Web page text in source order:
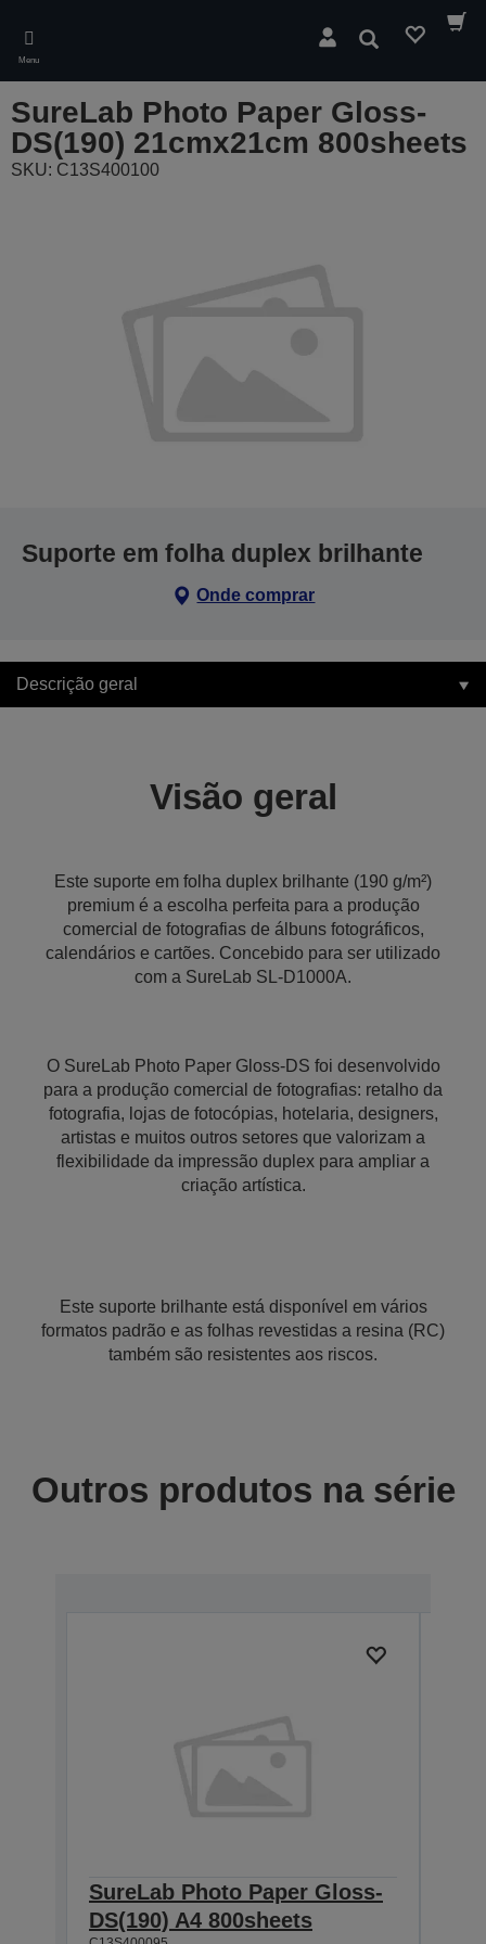
main
content
Menu
Pesquisar
SureLab Photo Paper Gloss-
DS(190) 21cmx21cm 800sheets
SKU: C13S400100
Suporte em folha duplex brilhante
Onde comprar
Descrição geral
Visão geral
Este suporte em folha duplex brilhante (190 g/m²)
premium é a escolha perfeita para a produção
comercial de fotografias de álbuns fotográficos,
calendários e cartões. Concebido para ser utilizado
com a SureLab SL-D1000A.
O SureLab Photo Paper Gloss-DS foi desenvolvido
para a produção comercial de fotografias: retalho da
fotografia, lojas de fotocópias, hotelaria, designers,
artistas e muitos outros setores que valorizam a
flexibilidade da impressão duplex para ampliar a
criação artística.
Este suporte brilhante está disponível em vários
formatos padrão e as folhas revestidas a resina (RC)
também são resistentes aos riscos.
Outros produtos na série
SureLab Photo Paper Gloss-
DS(190) A4 800sheets